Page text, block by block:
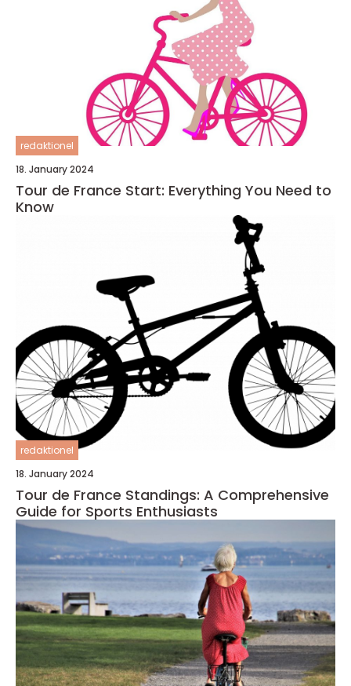
redaktionel
18. January 2024
Tour de France Start: Everything You Need to
Know
redaktionel
18. January 2024
Tour de France Standings: A Comprehensive
Guide for Sports Enthusiasts